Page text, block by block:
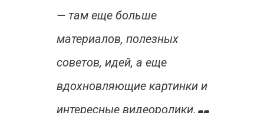
— там еще больше
материалов, полезных
советов, идей, а еще
вдохновляющие картинки и
интересные видеоролики.